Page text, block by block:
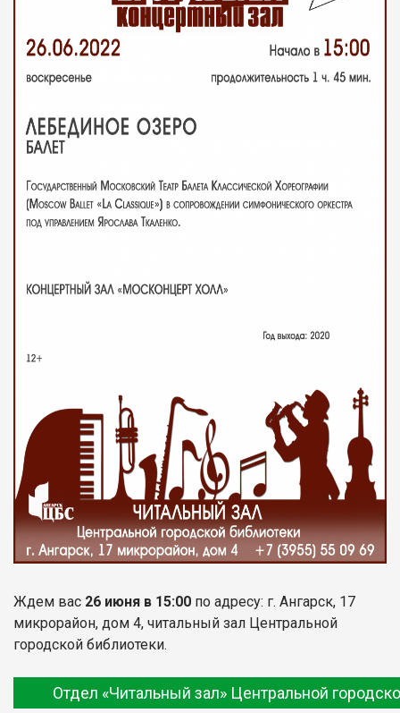
Ждем вас 26 июня в 15:00 по адресу: г. Ангарск, 17
микрорайон, дом 4, читальный зал Центральной
городской библиотеки.
Отдел «Читальный зал» Центральной